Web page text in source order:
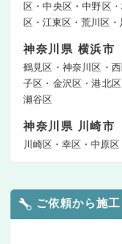
区
中央区 中野区
区
江東区 荒川区
神奈川県 横浜市
鶴見区 神奈川区
子区
金沢区 港北区
瀬谷区
神奈川県 川崎市
川崎区 幸区 中原区
ご依頼から施